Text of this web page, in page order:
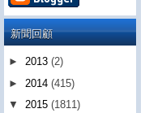
新聞回顧
► 2013 (2)
► 2014 (415)
▼ 2015 (1811)